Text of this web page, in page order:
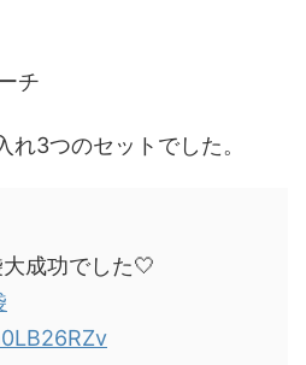
チ
3つのセットでした。
成功でした🤍